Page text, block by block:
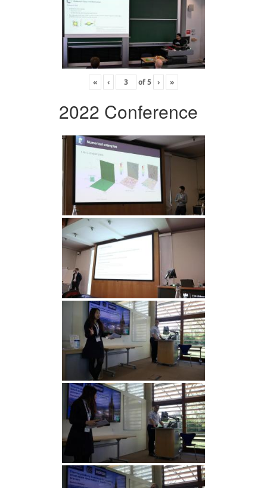
« ‹ of5 › »
2022 Conference